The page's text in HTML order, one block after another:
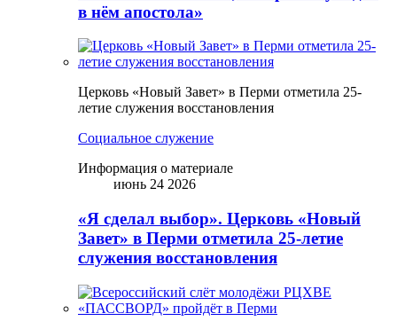
в нём апостола»
Церковь «Новый Завет» в Перми отметила 25-
летие служения восстановления
Социальное служение
Информация о материале
июнь 24 2026
«Я сделал выбор». Церковь «Новый
Завет» в Перми отметила 25-летие
служения восстановления